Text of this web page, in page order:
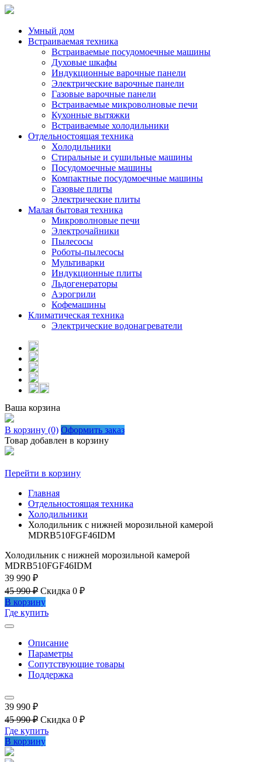
Умный дом
Встраиваемая техника
Встраиваемые посудомоечные машины
Духовые шкафы
Индукционные варочные панели
Электрические варочные панели
Газовые варочные панели
Встраиваемые микроволновые печи
Кухонные вытяжки
Встраиваемые холодильники
Отдельностоящая техника
Холодильники
Стиральные и сушильные машины
Посудомоечные машины
Компактные посудомоечные машины
Газовые плиты
Электрические плиты
Малая бытовая техника
Микроволновые печи
Электрочайники
Пылесосы
Роботы-пылесосы
Мультиварки
Индукционные плиты
Льдогенераторы
Аэрогрили
Кофемашины
Климатическая техника
Электрические водонагреватели
Ваша корзина
В корзину (0) Оформить заказ
Товар добавлен в корзину
Перейти в корзину
Главная
Отдельностоящая техника
Холодильники
Холодильник с нижней морозильной камерой
MDRB510FGF46IDM
Холодильник с нижней морозильной камерой
MDRB510FGF46IDM
39 990 ₽
45 990 ₽ Скидка 0 ₽
В корзину
Где купить
Описание
Параметры
Сопутствующие товары
Поддержка
39 990 ₽
45 990 ₽ Скидка 0 ₽
Где купить
В корзину